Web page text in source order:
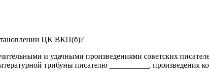
ЦК ВКП(б)?
и удачными произведениями советских
трибуны писателю __________, произведения